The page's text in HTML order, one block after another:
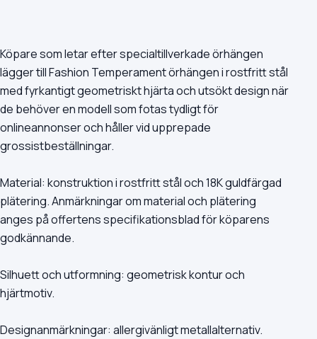
Köpare som letar efter specialtillverkade örhängen
lägger till Fashion Temperament örhängen i rostfritt stål
med fyrkantigt geometriskt hjärta och utsökt design när
de behöver en modell som fotas tydligt för
onlineannonser och håller vid upprepade
grossistbeställningar.
Material: konstruktion i rostfritt stål och 18K guldfärgad
plätering. Anmärkningar om material och plätering
anges på offertens specifikationsblad för köparens
godkännande.
Silhuett och utformning: geometrisk kontur och
hjärtmotiv.
Designanmärkningar: allergivänligt metallalternativ.